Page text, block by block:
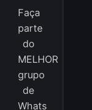
Faça
parte
do
MELHOR
grupo
de
Whats